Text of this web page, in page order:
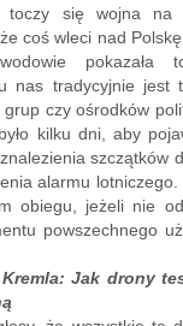
toczy się wojna na
coś wleci nad
pokazała
nas tradycyjnie jest
czy ośrodków
kilku dni, aby
szczątków
alarmu
obiegu, jeżeli nie
powszechnego
Jak drony